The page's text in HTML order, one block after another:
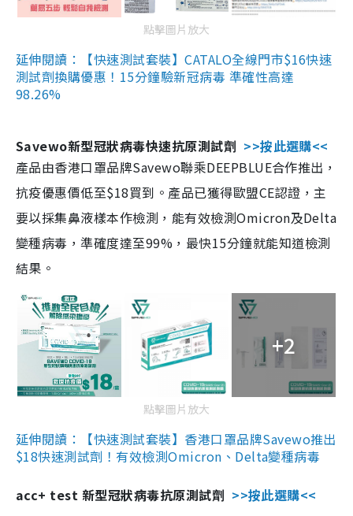
點擊圖片放大
延伸閱讀：【快速測試套裝】CATALO全線門市$16快速
測試劑換購優惠！15分鐘驗新冠病毒 準確性高達
98.26%
Savewo新型冠狀病毒快速抗原測試劑 >>按此選購<<
產品由香港口罩品牌Savewo聯乘DEEPBLUE合作推出，
抗疫優惠價低至$18買到。產品已獲得歐盟CE認證，主
要以採集鼻液樣本作檢測，能有效檢測Omicron及Delta
變種病毒，準確度達至99%，最快15分鐘就能知道檢測
結果。
+2
點擊圖片放大
延伸閱讀：【快速測試套裝】香港口罩品牌Savewo推出
$18快速測試劑！有效檢測Omicron、Delta變種病毒
acc+ test 新型冠狀病毒抗原測試劑 >>按此選購<<